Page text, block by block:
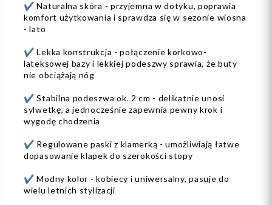
✔️ Naturalna skóra - przyjemna w dotyku, poprawia
komfort użytkowania i sprawdza się w sezonie wiosna
- lato
✔️ Lekka konstrukcja - połączenie korkowo-
lateksowej bazy i lekkiej podeszwy sprawia, że buty
nie obciążają nóg
✔️ Stabilna podeszwa ok. 2 cm - delikatnie unosi
sylwetkę, a jednocześnie zapewnia pewny krok i
wygodę chodzenia
✔️ Regulowane paski z klamerką - umożliwiają łatwe
dopasowanie klapek do szerokości stopy
✔️ Modny kolor - kobiecy i uniwersalny, pasuje do
wielu letnich stylizacji